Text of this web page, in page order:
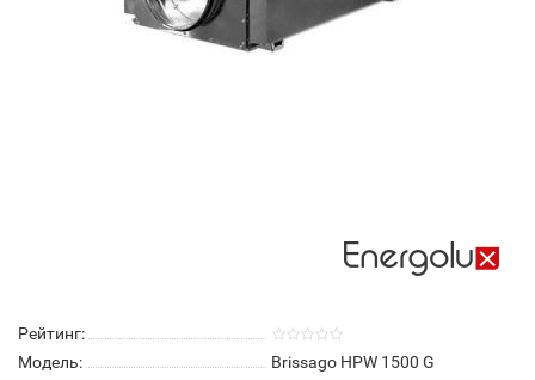
Рейтинг:
Модель:
Brissago HPW 1500 G